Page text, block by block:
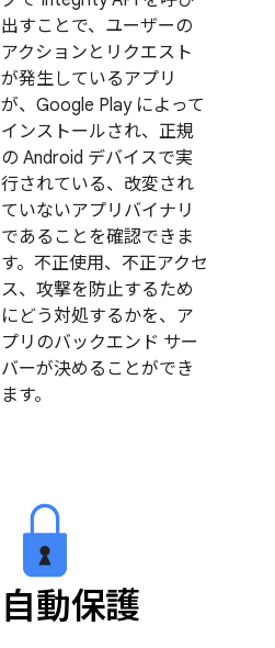
出すことで、ユーザーの
アクションとリクエスト
が発生しているアプリ
が、Google Play によって
インストールされ、正規
の Android デバイスで実
行されている、改変され
ていないアプリバイナリ
であることを確認できま
す。不正使用、不正アクセ
ス、攻撃を防止するため
にどう対処するかを、ア
プリのバックエンド サー
バーが決めることができ
ます。
自動保護